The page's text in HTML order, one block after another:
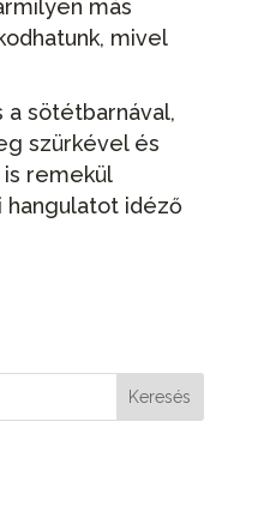
más
mivel
sötétbarnával,
szürkével és
remekül
hangulatot idéző